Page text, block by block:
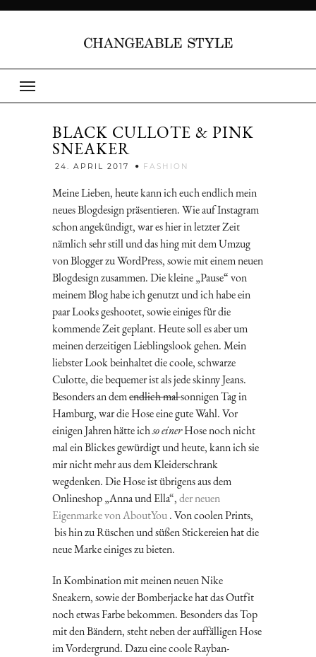
BLACK CULLOTE & PINK
SNEAKER
24. APRIL 2017 FASHION
Meine Lieben, heute kann ich euch endlich mein
neues Blogdesign präsentieren. Wie auf Instagram
schon angekündigt, war es hier in letzter Zeit
nämlich sehr still und das hing mit dem Umzug
von Blogger zu WordPress, sowie mit einem neuen
Blogdesign zusammen. Die kleine „Pause“ von
meinem Blog habe ich genutzt und ich habe ein
paar Looks geshootet, sowie einiges für die
kommende Zeit geplant. Heute soll es aber um
meinen derzeitigen Lieblingslook gehen. Mein
liebster Look beinhaltet die coole, schwarze
Culotte, die bequemer ist als jede skinny Jeans.
Besonders an demendlich malsonnigen Tag in
Hamburg, war die Hose eine gute Wahl. Vor
einigen Jahren hätte ichso einerHose noch nicht
mal ein Blickes gewürdigt und heute, kann ich sie
mir nicht mehr aus dem Kleiderschrank
wegdenken. Die Hose ist übrigens aus dem
Onlineshop „Anna und Ella“,der neuen
Eigenmarke von AboutYou. Von coolen Prints,
bis hin zu Rüschen und süßen Stickereien hat die
neue Marke einiges zu bieten.
In Kombination mit meinen neuen Nike
Sneakern, sowie der Bomberjacke hat das Outfit
noch etwas Farbe bekommen. Besonders das Top
mit den Bändern, steht neben der auffälligen Hose
im Vordergrund. Dazu eine coole Rayban-